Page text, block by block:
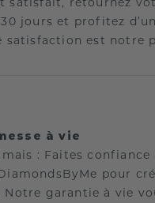
jours et profitez
satisfaction est notre
à vie
: Faites confiance
pour
Notre garantie à vie